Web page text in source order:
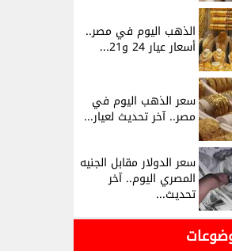
الذهب اليوم في مصر..
أسعار عيار 24 و21...
سعر الذهب اليوم في
مصر.. آخر تحديث لعيار...
سعر الدولار مقابل الجنيه
المصري اليوم.. آخر
تحديث...